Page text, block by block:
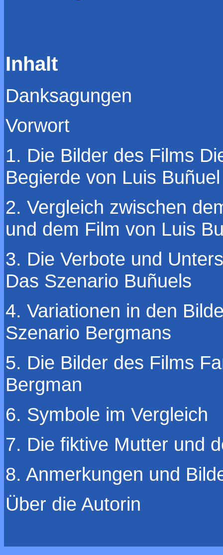
Inhalt
Danksagungen
Vorwort
1. Die Bilder des Films
Begierde von Luis Buñuel
2. Vergleich zwischen
und dem Film von Luis
3. Die Verbote und
Das Szenario Buñuels
4. Variationen in den
Szenario Bergmans
5. Die Bilder des Films
Bergman
6. Symbole im Vergleich
7. Die fiktive Mutter und
8. Anmerkungen und
Über die Autorin